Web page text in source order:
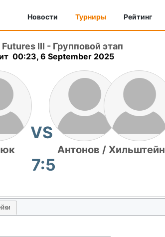
Новости Турниры Рейтинг
III - Групповой этап
00:23, 6 September 2025
VS
Антонов / Хильштейн
7:5